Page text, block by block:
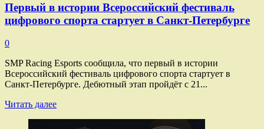
Первый в истории Всероссийский фестиваль
цифрового спорта стартует в Санкт-Петербурге
0
SMP Racing Esports сообщила, что первый в истории
Всероссийский фестиваль цифрового спорта стартует в
Санкт-Петербурге. Дебютный этап пройдёт с 21...
Читать далееПрочитать